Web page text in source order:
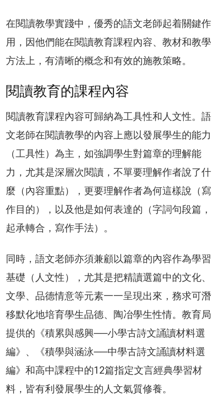
在閱讀教學實踐中，優秀的語文老師起着關鍵作
用，因他們能在閱讀教育課程內容、教材和教學
方法上，有清晰的概念和有效的施教策略。
閱讀教育的課程內容
閱讀教育課程內容可歸納為工具性和人文性。語
文老師在閱讀教學的內容上應以發展學生的能力
（工具性）為主，如強調學生對篇章的理解能
力，尤其是深層次閱讀，不單要理解作者說了什
麼（內容重點），更要理解作者為何這樣說（寫
作目的），以及他是如何表達的（字詞句段篇，
起承轉合，寫作手法）。
同時，語文老師亦須兼顧以篇章的內容作為學習
基礎（人文性），尤其是把精讀選篇中的文化、
文學、品德情意等元素一一呈現出來，務求可潛
移默化地培育學生品德、陶冶學生性情。教育局
提供的《積累與感興──小學古詩文誦讀材料選
編》、《積學與涵泳──中學古詩文誦讀材料選
編》和高中課程中的12篇指定文言經典學習材
料，皆有利發展學生的人文氣質修養。